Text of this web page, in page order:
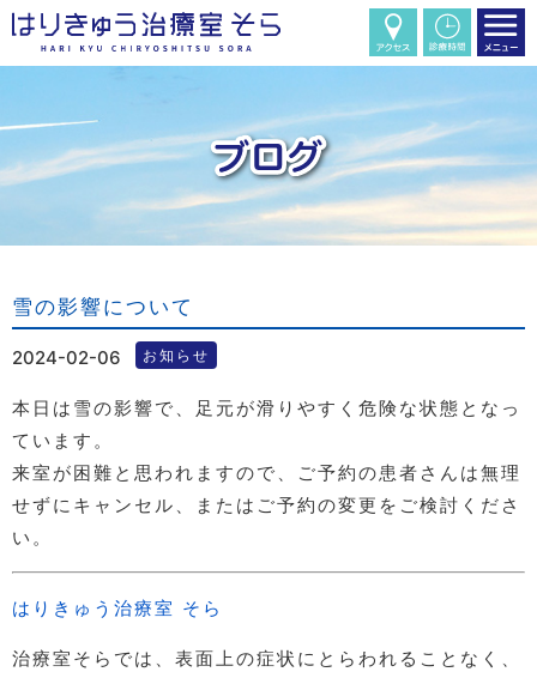
雪の影響について
2024-02-06 お知らせ
本日は雪の影響で、足元が滑りやすく危険な状態となっ
ています。
来室が困難と思われますので、ご予約の患者さんは無理
せずにキャンセル、またはご予約の変更をご検討くださ
い。
はりきゅう治療室 そら
治療室そらでは、表面上の症状にとらわれることなく、